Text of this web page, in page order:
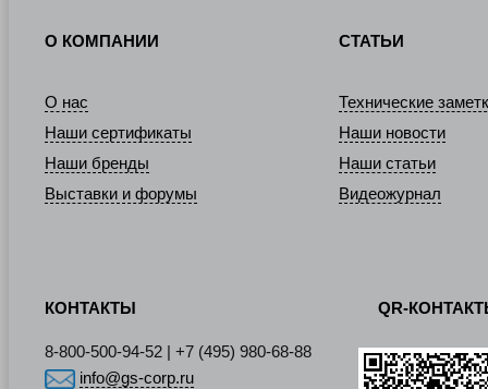
О КОМПАНИИ
О нас
Наши сертификаты
Наши бренды
Выставки и форумы
СТАТЬИ
Технические
Наши новости
Наши статьи
Видеожурнал
КОНТАКТЫ
8-800-500-94-52 | +7 (495) 980-68-88
info@gs-corp.ru
QR-